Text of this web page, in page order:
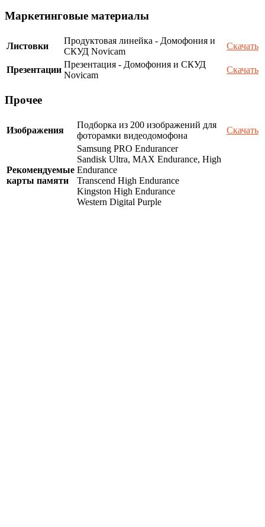
Маркетинговые материалы
Листовки
Продуктовая линейка - Домофония и
СКУД Novicam
Скачать
Презентации
Презентация - Домофония и СКУД
Novicam
Скачать
Прочее
Изображения
Подборка из 200 изображений для
фоторамки видеодомофона
Скачать
Рекомендуемые
карты памяти
Samsung PRO Endurancer
Sandisk Ultra, MAX Endurance, High
Endurance
Transcend High Endurance
Kingston High Endurance
Western Digital Purple